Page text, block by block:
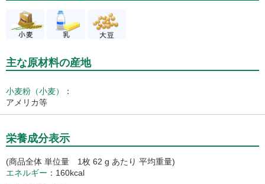
主な原材料の産地
小麦粉（小麦）
：
アメリカ等
栄養成分表示
(商品全体 単位量 1枚 62 g あたり 平均重量)
エネルギー
160kcal